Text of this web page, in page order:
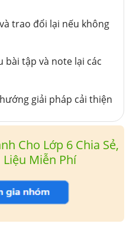
trao đổi lại nếu không
bài tập và note lại các
giải pháp cải thiện
Cho Lớp 6 Chia Sẻ,
Miễn Phí